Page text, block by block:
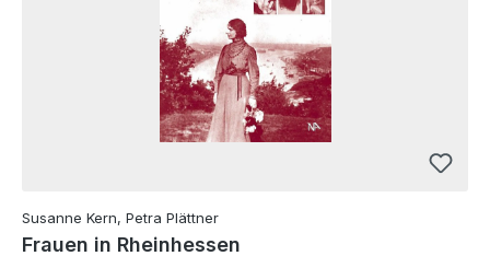
Susanne Kern, Petra Plättner
Frauen in Rheinhessen